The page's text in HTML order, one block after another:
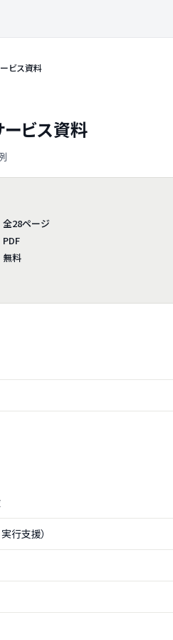
ビス資料
ービス資料
全28ページ
PDF
無料
行支援）